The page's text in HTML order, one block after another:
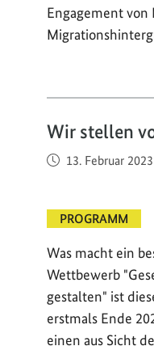
Engagement
Wir stellen
Veröffentlicht am
13. Februar 2023
PROGRAMM
Was macht ein
Wettbewerb
gestalten" ist
erstmals Ende
einen aus Sicht